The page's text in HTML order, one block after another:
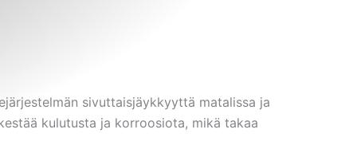
sivuttaisjäykkyyttä matalissa ja
kulutusta ja korroosiota, mikä takaa